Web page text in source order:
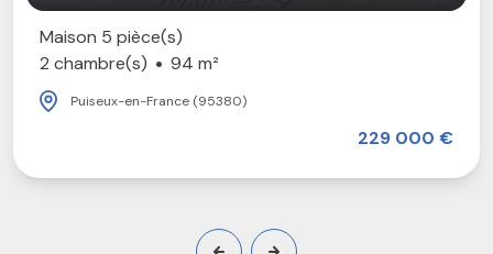
Maison 5 pièce(s)
2 chambre(s)
94 m²
Puiseux-en-France (95380)
229 000 €